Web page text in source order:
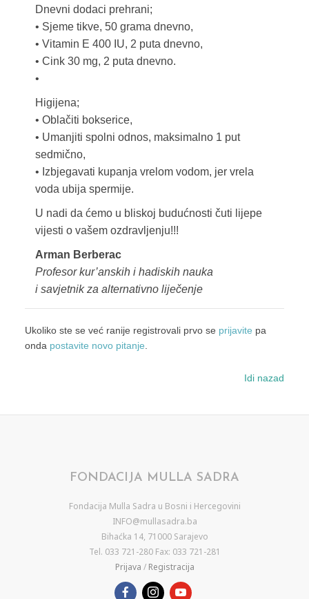
Dnevni dodaci prehrani;
• Sjeme tikve, 50 grama dnevno,
• Vitamin E 400 IU, 2 puta dnevno,
• Cink 30 mg, 2 puta dnevno.
•
Higijena;
• Oblačiti bokserice,
• Umanjiti spolni odnos, maksimalno 1 put
sedmično,
• Izbjegavati kupanja vrelom vodom, jer vrela
voda ubija spermije.
U nadi da ćemo u bliskoj budućnosti čuti lijepe
vijesti o vašem ozdravljenju!!!
Arman Berberac
Profesor kur’anskih i hadiskih nauka
i savjetnik za alternativno liječenje
Ukoliko ste se već ranije registrovali prvo se prijavite pa
onda postavite novo pitanje.
Idi nazad
FONDACIJA MULLA SADRA
Fondacija Mulla Sadra u Bosni i Hercegovini
INFO@mullasadra.ba
Bihaćka 14, 71000 Sarajevo
Tel. 033 721-280 Fax: 033 721-281
Prijava / Registracija